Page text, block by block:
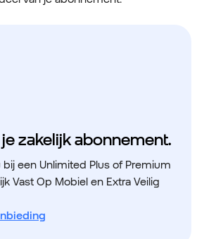
zakelijk abonnement.
bij een Unlimited Plus of Premium
Vast Op Mobiel en Extra Veilig